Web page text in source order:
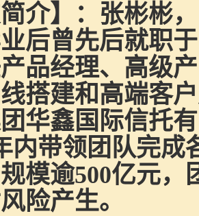
简介】：张彬彬
后曾先后就职
品经理、高级
搭建和高端客
华鑫国际信托
内带领团队完成
模逾500亿元，
险产生。